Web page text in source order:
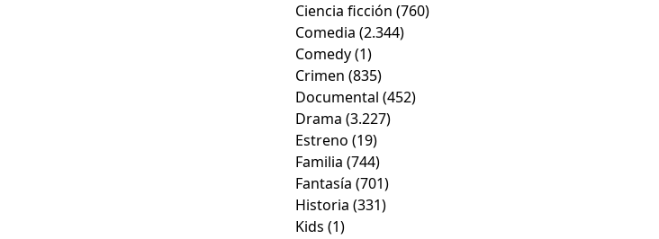
Ciencia ficción (760)
Comedia (2.344)
Comedy(1)
Crimen (835)
Documental (452)
Drama (3.227)
Estreno (19)
Familia (744)
Fantasía (701)
Historia (331)
Kids (1)